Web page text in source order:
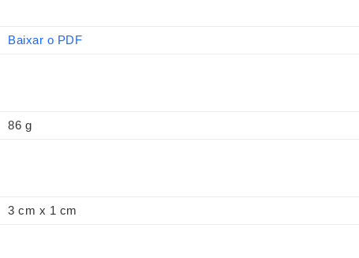
Baixar o PDF
86 g
3 cm x 1 cm